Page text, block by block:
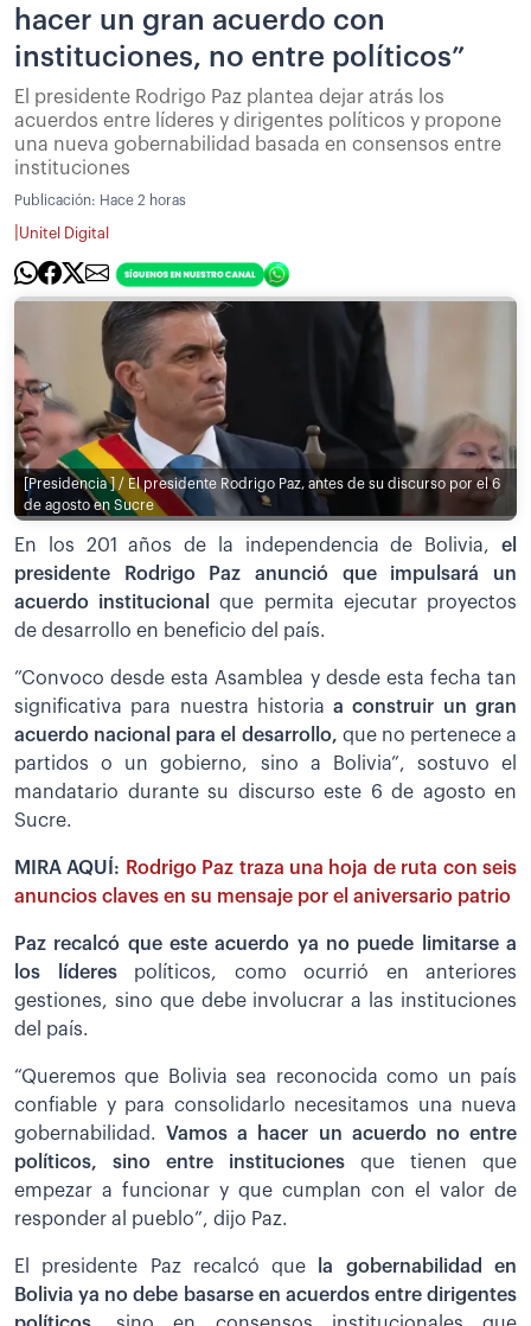
hacer un gran acuerdo con
instituciones, no entre políticos”
El presidente Rodrigo Paz plantea dejar atrás los
acuerdos entre líderes y dirigentes políticos y propone
una nueva gobernabilidad basada en consensos entre
instituciones
Publicación: Hace 2 horas
Unitel Digital
[Presidencia ] / El presidente Rodrigo Paz, antes de su discurso por el 6
de agosto en Sucre
En los 201 años de la independencia de Bolivia, el
presidente Rodrigo Paz anunció que impulsará un
acuerdo institucional
que permita ejecutar proyectos
de desarrollo en beneficio del país.
”Convoco desde esta Asamblea y desde esta fecha tan
significativa para nuestra historiaa construir un gran
acuerdo nacional para el desarrollo, que no pertenece a
partidos o un gobierno, sino a Bolivia”, sostuvo el
mandatario durante su discurso este 6 de agosto en
Sucre.
MIRA AQUÍ: Rodrigo Paz traza una hoja de ruta con seis
anuncios claves en su mensaje por el aniversario patrio
Paz recalcó que este acuerdo ya no puede limitarse a
los líderespolíticos, como ocurrió en anteriores
gestiones, sino que debe involucrar a las instituciones
del país.
“Queremos que Bolivia sea reconocida como un país
confiable y para consolidarlo necesitamos una nueva
gobernabilidad.
Vamos a hacer un acuerdo no entre
políticos, sino entre instituciones que tienen que
empezar a funcionar y que cumplan con el valor de
responder al pueblo”, dijo Paz.
El presidente Paz recalcó que la gobernabilidad en
Bolivia ya no debe basarse en acuerdos entre dirigentes